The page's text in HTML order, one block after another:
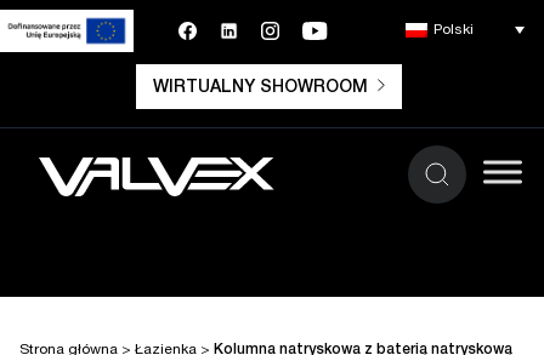
WIRTUALNY SHOWROOM
Polski
Strona główna > Łazienka > Kolumna natryskowa z baterią natryskową